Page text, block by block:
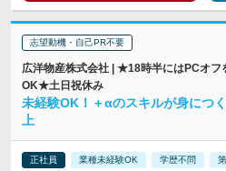
志望動機・自己PR不要
広洋物産株式会社 | ★18時半にはPCオ
OK★土日祝休み
未経験OK！＋αのスキルが身につ
上
正社員 業種未経験OK 学歴不問